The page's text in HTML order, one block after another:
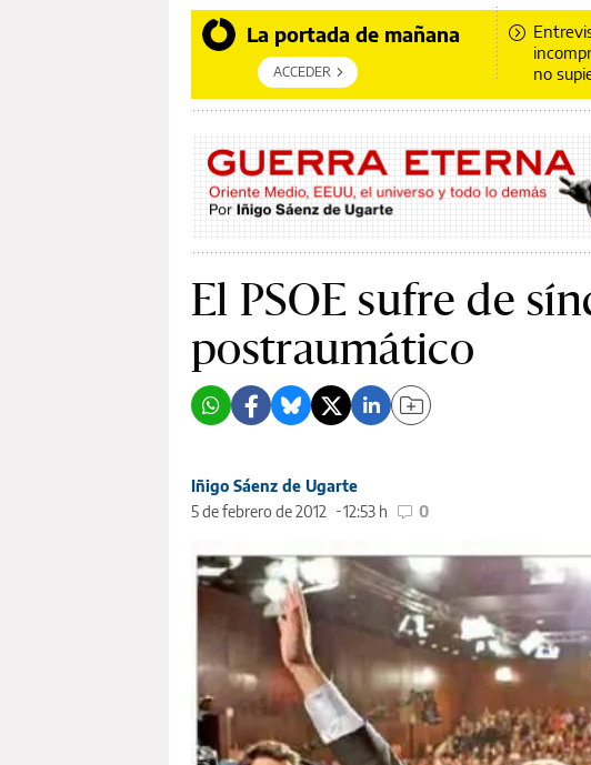
La portada de mañana
ACCEDER
no
El PSOE sufre de
postraumático
Iñigo Sáenz de Ugarte
5 de febrero de 2012
12:53 h 0